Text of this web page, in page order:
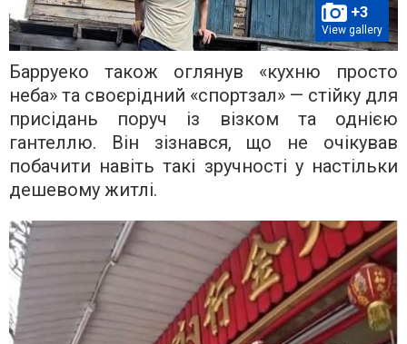
+3
View gallery
Барруеко також оглянув «кухню просто
неба» та своєрідний «спортзал» — стійку для
присідань поруч із візком та однією
гантеллю. Він зізнався, що не очікував
побачити навіть такі зручності у настільки
дешевому житлі.